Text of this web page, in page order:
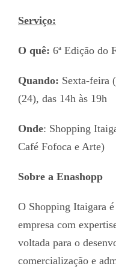
Serviço:
O quê: 6ª Edição do
Quando: Sexta-feira
(24), das 14h às 19h
Onde: Shopping
Café Fofoca e Arte)
Sobre a Enashopp
O Shopping Itaigara
empresa com
voltada para o
comercialização e